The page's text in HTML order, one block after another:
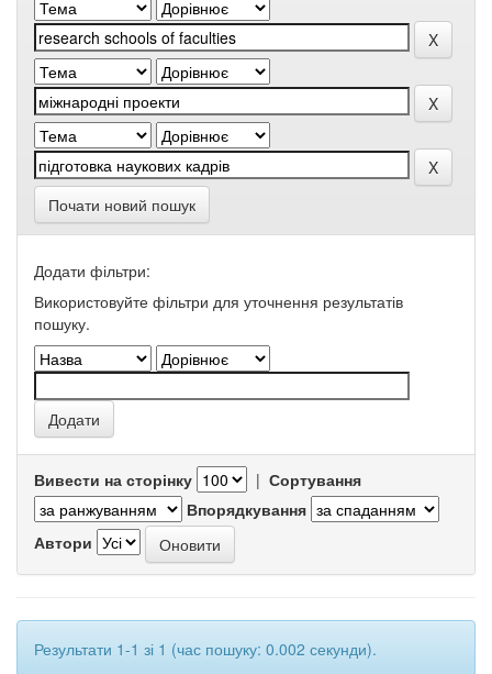
Почати новий пошук
Додати фільтри:
Використовуйте фільтри для уточнення результатів
пошуку.
Вивести на сторінку | Сортування
Впорядкування
Автори
Результати 1-1 зі 1 (час пошуку: 0.002 секунди).